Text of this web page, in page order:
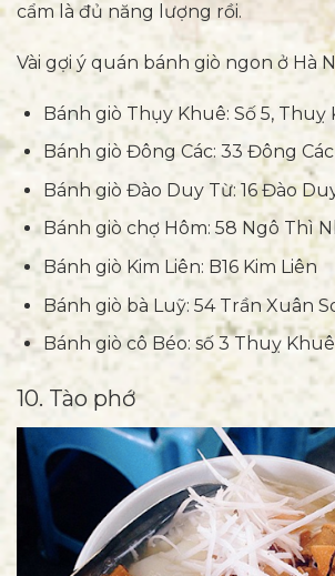
cẩm là đủ năng lượng rồi.
Vài gợi ý quán bánh giò ngon ở Hà
Bánh giò Thụy Khuê: Số 5, Thuỵ
Bánh giò Đông Các: 33 Đông Các
Bánh giò Đào Duy Từ: 16 Đào
Bánh giò chợ Hôm: 58 Ngô Thì
Bánh giò Kim Liên: B16 Kim Liên
Bánh giò bà Luỹ: 54 Trần Xuân
Bánh giò cô Béo: số 3 Thuỵ Khuê
10. Tào phớ